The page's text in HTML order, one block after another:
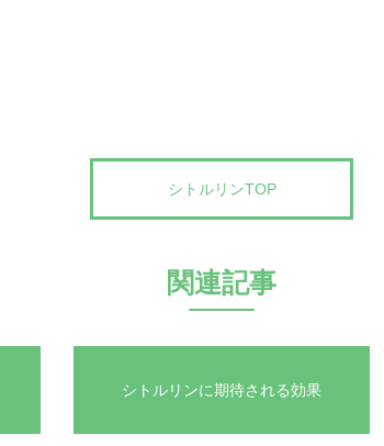
シトルリンTOP
関連記事
シトルリンに期待される効果